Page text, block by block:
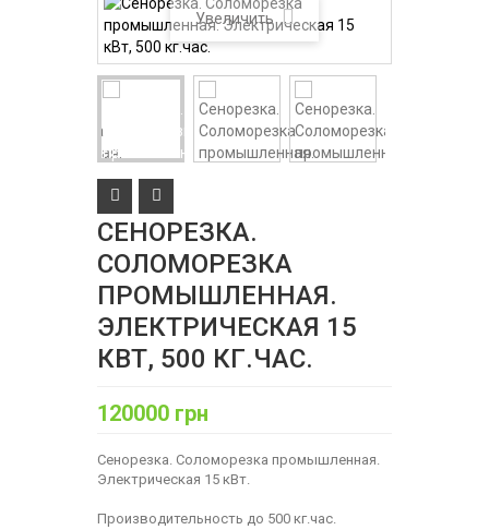
Увеличить
СЕНОРЕЗКА.
СОЛОМОРЕЗКА
ПРОМЫШЛЕННАЯ.
ЭЛЕКТРИЧЕСКАЯ 15
КВТ, 500 КГ.ЧАС.
120000 грн
Сенорезка. Соломорезка промышленная.
Электрическая 15 кВт.
Производительность до 500 кг.час.